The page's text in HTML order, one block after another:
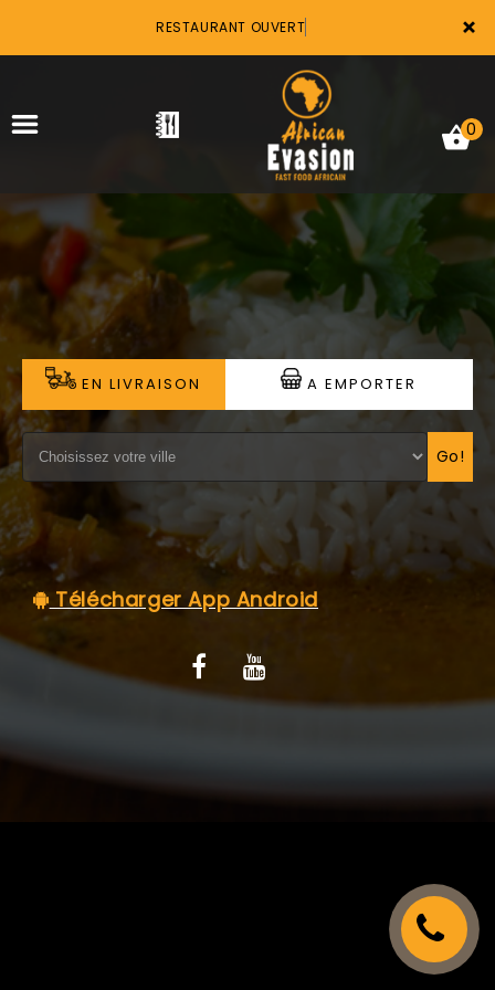
×
RESTAURANT OUVERT
ACCUEIL
LA CARTE
VOTRE COMPTE
NOTRE RESTAURANT
VOS AVIS
MENTIONS LÉGALES
C.G.V
0
EN LIVRAISON A EMPORTER
Go!
Télécharger App Android